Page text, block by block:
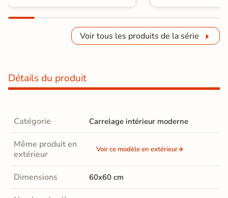
Voir tous les produits de la série
Détails du produit
Catégorie Carrelage intérieur moderne
Même produit en
extérieur
Voir ce modèle en extérieur
Dimensions 60x60 cm